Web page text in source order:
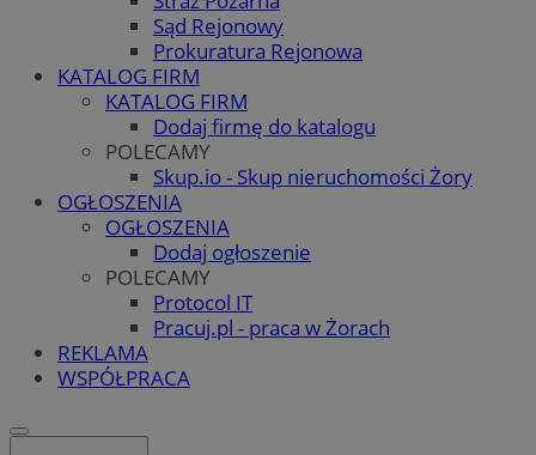
Sąd Rejonowy
Prokuratura Rejonowa
KATALOG FIRM
KATALOG FIRM
Dodaj firmę do katalogu
POLECAMY
Skup.io - Skup nieruchomości Żory
OGŁOSZENIA
OGŁOSZENIA
Dodaj ogłoszenie
POLECAMY
Protocol IT
Pracuj.pl - praca w Żorach
REKLAMA
WSPÓŁPRACA